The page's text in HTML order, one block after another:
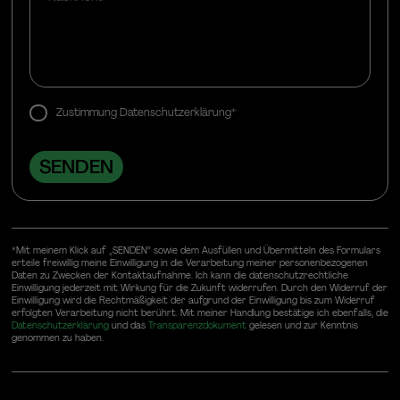
Zustimmung Datenschutzerklärung*
*Mit meinem Klick auf „SENDEN“ sowie dem Ausfüllen und Übermitteln des Formulars
erteile freiwillig meine Einwilligung in die Verarbeitung meiner personenbezogenen
Daten zu Zwecken der Kontaktaufnahme. Ich kann die datenschutzrechtliche
Einwilligung jederzeit mit Wirkung für die Zukunft widerrufen. Durch den Widerruf der
Einwilligung wird die Rechtmäßigkeit der aufgrund der Einwilligung bis zum Widerruf
erfolgten Verarbeitung nicht berührt. Mit meiner Handlung bestätige ich ebenfalls, die
Datenschutzerklärungund das Transparenzdokumentgelesen und zur Kenntnis
genommen zu haben.